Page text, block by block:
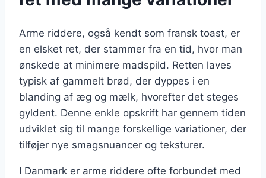
Arme riddere, også kendt som fransk toast, er
en elsket ret, der stammer fra en tid, hvor man
ønskede at minimere madspild. Retten laves
typisk af gammelt brød, der dyppes i en
blanding af æg og mælk, hvorefter det steges
gyldent. Denne enkle opskrift har gennem tiden
udviklet sig til mange forskellige variationer, der
tilføjer nye smagsnuancer og teksturer.
I Danmark er arme riddere ofte forbundet med